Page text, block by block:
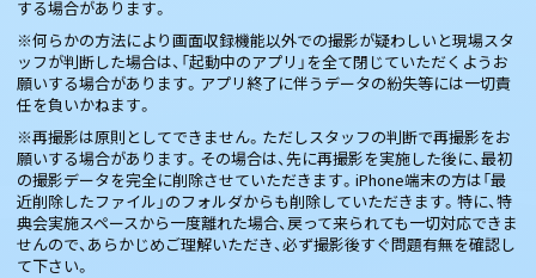
する場合があります。
※何らかの方法により画面収録機能以外での撮影が疑わしいと現場スタ
ッフが判断した場合は、「起動中のアプリ」を全て閉じていただくようお
願いする場合があります。アプリ終了に伴うデータの紛失等には一切責
任を負いかねます。
※再撮影は原則としてできません。ただしスタッフの判断で再撮影をお
願いする場合があります。その場合は、先に再撮影を実施した後に、最初
の撮影データを完全に削除させていただきます。iPhone端末の方は「最
近削除したファイル」のフォルダからも削除していただきます。特に、特
典会実施スペースから一度離れた場合、戻って来られても一切対応できま
せんので、あらかじめご理解いただき、必ず撮影後すぐ問題有無を確認し
て下さい。